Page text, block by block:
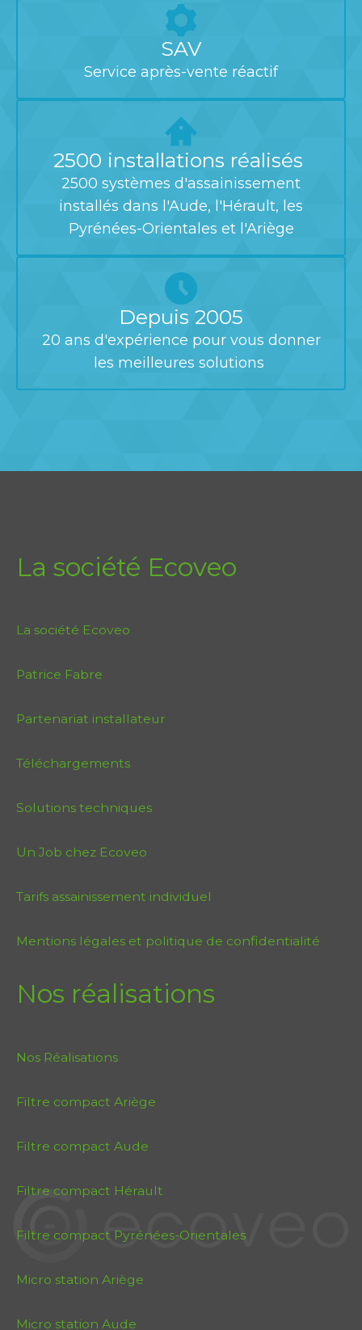
SAV
Service après-vente réactif
2500 installations réalisés
2500 systèmes d'assainissement
installés dans l'Aude, l'Hérault, les
Pyrénées-Orientales et l'Ariège
Depuis 2005
20 ans d'expérience pour vous donner
les meilleures solutions
La société Ecoveo
La société Ecoveo
Patrice Fabre
Partenariat installateur
Téléchargements
Solutions techniques
Un Job chez Ecoveo
Tarifs assainissement individuel
Mentions légales et politique de confidentialité
Nos réalisations
Nos Réalisations
Filtre compact Ariège
Filtre compact Aude
Filtre compact Hérault
Filtre compact Pyrénées-Orientales
Micro station Ariège
Micro station Aude